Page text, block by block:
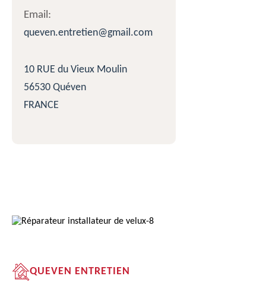
Email:
queven.entretien@gmail.com
10 RUE du Vieux Moulin
56530 Quéven
FRANCE
QUEVEN ENTRETIEN